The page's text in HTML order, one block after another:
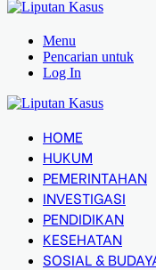
Menu
Pencarian untuk
Log In
HOME
HUKUM
PEMERINTAHAN
INVESTIGASI
PENDIDIKAN
KESEHATAN
SOSIAL &